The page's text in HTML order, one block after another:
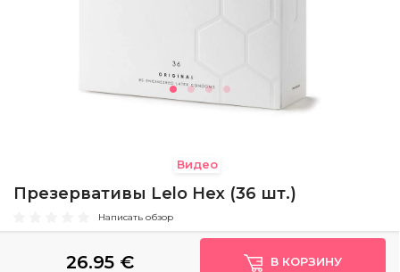
Видео
Презервативы Lelo Hex (36 шт.)
Написать обзор
26.95€ В КОРЗИНУ